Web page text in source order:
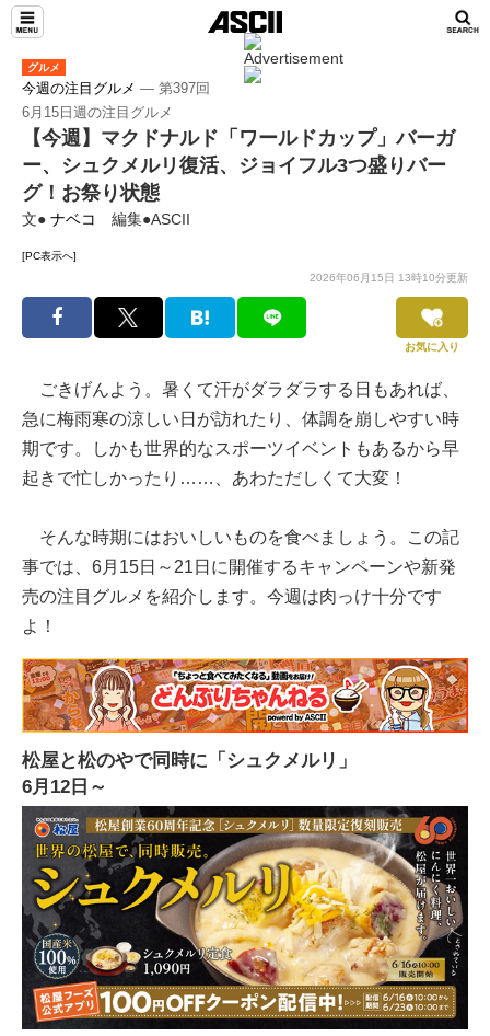
グルメ
今週の注目グルメ ― 第397回
6月15日週の注目グルメ
【今週】マクドナルド「ワールドカップ」バーガ
ー、シュクメルリ復活、ジョイフル3つ盛りバー
グ！お祭り状態
文● ナベコ 編集●ASCII
[PC表示へ]
2026年06月15日 13時10分更新
お気に入り
ごきげんよう。暑くて汗がダラダラする日もあれば、
急に梅雨寒の涼しい日が訪れたり、体調を崩しやすい時
期です。しかも世界的なスポーツイベントもあるから早
起きで忙しかったり……、あわただしくて大変！
そんな時期にはおいしいものを食べましょう。この記
事では、6月15日～21日に開催するキャンペーンや新発
売の注目グルメを紹介します。今週は肉っけ十分です
よ！
松屋と松のやで同時に「シュクメルリ」
6月12日～